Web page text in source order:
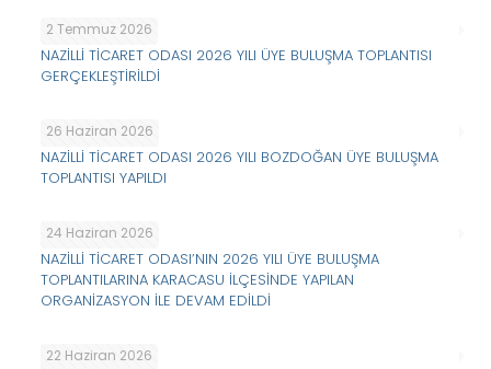
2 Temmuz 2026
NAZİLLİ TİCARET ODASI 2026 YILI ÜYE BULUŞMA TOPLANTISI
GERÇEKLEŞTİRİLDİ
26 Haziran 2026
NAZİLLİ TİCARET ODASI 2026 YILI BOZDOĞAN ÜYE BULUŞMA
TOPLANTISI YAPILDI
24 Haziran 2026
NAZİLLİ TİCARET ODASI’NIN 2026 YILI ÜYE BULUŞMA
TOPLANTILARINA KARACASU İLÇESİNDE YAPILAN
ORGANİZASYON İLE DEVAM EDİLDİ
22 Haziran 2026